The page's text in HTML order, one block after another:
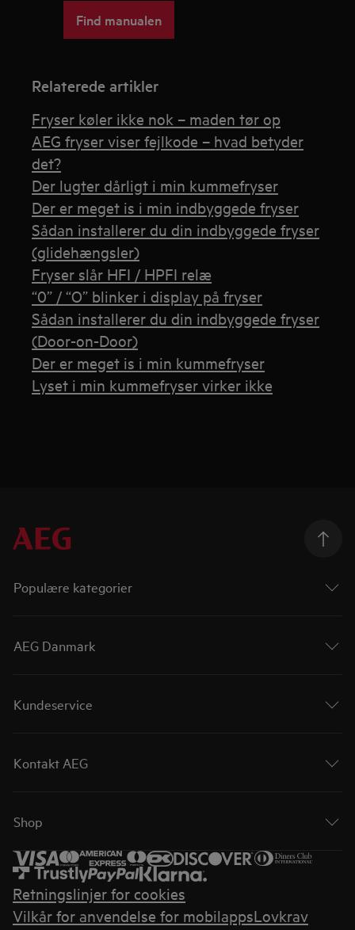
Find manualen
Relaterede artikler
Fryser køler ikke nok – maden tør op
AEG fryser viser fejlkode – hvad betyder
det?
Der lugter dårligt i min kummefryser
Der er meget is i min indbyggede fryser
Sådan installerer du din indbyggede fryser
(glidehængsler)
Fryser slår HFI / HPFI relæ
“0” / “O” blinker i display på fryser
Sådan installerer du din indbyggede fryser
(Door-on-Door)
Der er meget is i min kummefryser
Lyset i min kummefryser virker ikke
Populære kategorier
AEG Danmark
Kundeservice
Kontakt AEG
Shop
Retningslinjer for cookies
Vilkår for anvendelse for mobilappsLovkrav